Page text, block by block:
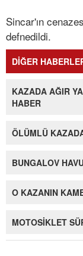
Sincar'ın
defnedildi.
DİĞER
KAZADA AĞIR
HABER
ÖLÜMLÜ
BUNGALOV
O KAZANIN
MOTOSİKLET